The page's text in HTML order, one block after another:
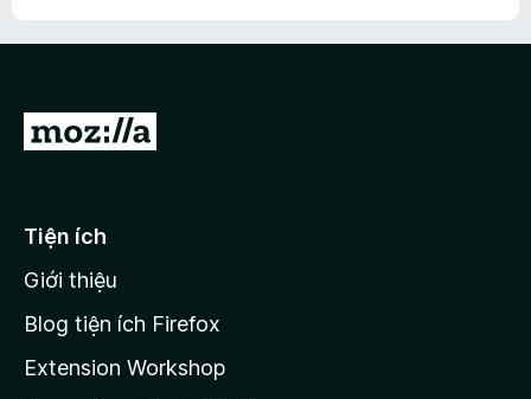
r
g
s
r
o
s
5
Đ
ế
t
r
n
Tiện ích
Giới thiệu
Blog tiện ích Firefox
Extension Workshop